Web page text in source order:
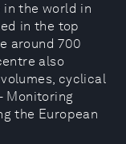
in the world in
in the top
around 700
also
cyclical
Monitoring
the European